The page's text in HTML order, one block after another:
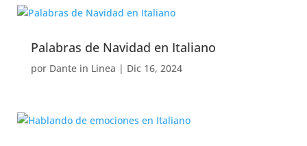
Palabras de Navidad en Italiano
por Dante in Linea | Dic 16, 2024